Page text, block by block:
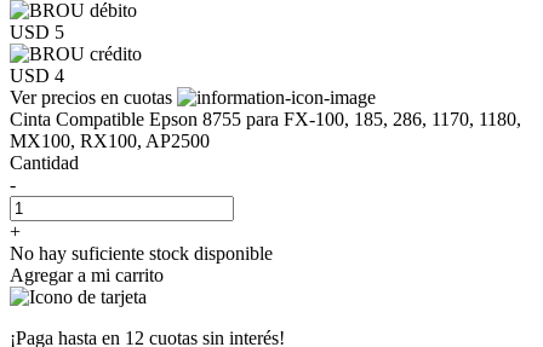
USD 5
USD 4
Ver precios en cuotas
Cinta Compatible Epson 8755 para FX-100, 185, 286, 1170, 1180,
MX100, RX100, AP2500
Cantidad
-
+
No hay suficiente stock disponible
Agregar a mi carrito
¡Paga hasta en 12 cuotas sin interés!